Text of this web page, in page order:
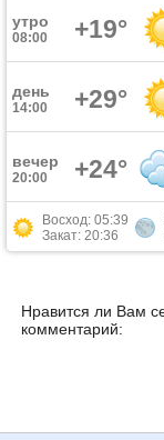
утро
08:00 +19°
день
14:00 +29°
вечер
20:00 +24°
Восход: 05:39
Закат: 20:36
Нравится ли Вам
комментарий: